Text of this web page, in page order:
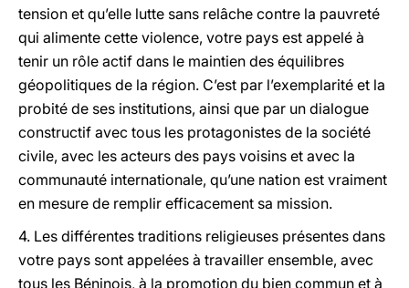
tension et qu’elle lutte sans relâche contre la pauvreté
qui alimente cette violence, votre pays est appelé à
tenir un rôle actif dans le maintien des équilibres
géopolitiques de la région. C’est par l’exemplarité et la
probité de ses institutions, ainsi que par un dialogue
constructif avec tous les protagonistes de la société
civile, avec les acteurs des pays voisins et avec la
communauté internationale, qu’une nation est vraiment
en mesure de remplir efficacement sa mission.
4. Les différentes traditions religieuses présentes dans
votre pays sont appelées à travailler ensemble, avec
tous les Béninois, à la promotion du bien commun et à